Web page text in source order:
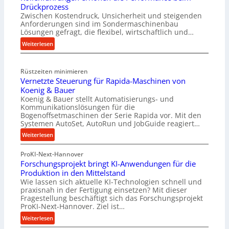
A
b
o
u
t
A
o
m
a
t
i
o
n
e
x
p
a
n
d
i
e
Drückprozess
Zwischen Kostendruck, Unsicherheit und steigenden
Anforderungen sind im Sondermaschinenbau
Lösungen gefragt, die flexibel, wirtschaftlich und…
Weiterlesen:
R
l
e
n
f
h
r
g
e
n
e
r
h
Rüstzeiten minimieren
Vernetzte Steuerung für Rapida-Maschinen von
Koenig & Bauer
Koenig & Bauer stellt Automatisierungs- und
Kommunikationslösungen für die
Bogenoffsetmaschinen der Serie Rapida vor. Mit den
Systemen AutoSet, AutoRun und JobGuide reagiert…
Weiterlesen:
V
e
r
n
e
t
z
t
e
ProKI-Next-Hannover
Forschungsprojekt bringt KI-Anwendungen für die
Produktion in den Mittelstand
Wie lassen sich aktuelle KI-Technologien schnell und
praxisnah in der Fertigung einsetzen? Mit dieser
Fragestellung beschäftigt sich das Forschungsprojekt
ProKI-Next-Hannover. Ziel ist…
Weiterlesen:
F